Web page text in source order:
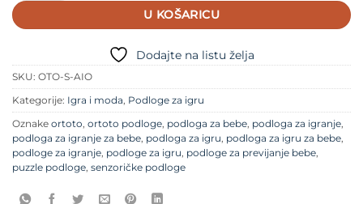
U KOŠARICU
Dodajte na listu želja
SKU: OTO-S-AIO
Kategorije: Igra i moda Podloge za igru
Oznake ortoto ortoto podloge podloga za bebe podloga za igranje
podloga za igranje za bebe podloga za igru podloga za igru za bebe
podloge za igranje podloge za igru podloge za previjanje bebe
puzzle podloge senzoričke podloge